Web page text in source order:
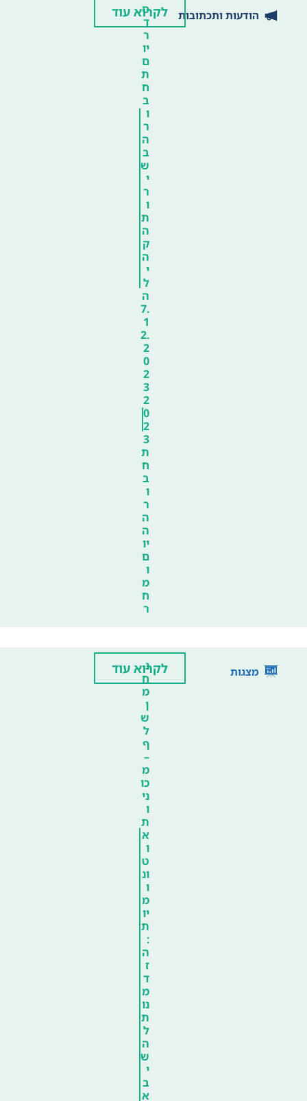
הודעות ותכתובות
ס
ד
ר
יו
ם
ת
ח
ב
ו
ר
ה
ב
ש
י
ר
ו
ת
ה
ק
ה
י
ל
ה
7.
1
2.
2
0
2
3
2
0
2
3
ת
ח
ב
ו
ר
ה
ה
יו
ם
ו
מ
ח
ר
לקרוא עוד
מצגות
נ
ח
מ
ן
ש
ל
ף
–
מ
כו
ני
ו
ת
א
ו
ט
ונ
ו
מ
יו
ת
:
ה
ז
ד
מ
נו
ת
ל
ה
ש
י
ב
א
לקרוא עוד